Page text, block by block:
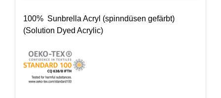
100% Sunbrella Acryl (spinndüsen gefärbt)
(Solution Dyed Acrylic)